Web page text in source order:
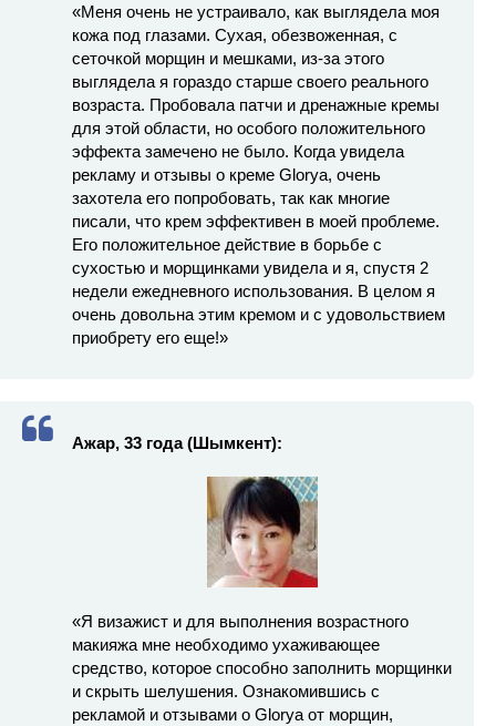
«Меня очень не устраивало, как выглядела моя
кожа под глазами. Сухая, обезвоженная, с
сеточкой морщин и мешками, из-за этого
выглядела я гораздо старше своего реального
возраста. Пробовала патчи и дренажные кремы
для этой области, но особого положительного
эффекта замечено не было. Когда увидела
рекламу и отзывы о креме Glorya, очень
захотела его попробовать, так как многие
писали, что крем эффективен в моей проблеме.
Его положительное действие в борьбе с
сухостью и морщинками увидела и я, спустя 2
недели ежедневного использования. В целом я
очень довольна этим кремом и с удовольствием
приобрету его еще!»
Ажар, 33 года (Шымкент):
«Я визажист и для выполнения возрастного
макияжа мне необходимо ухаживающее
средство, которое способно заполнить морщинки
и скрыть шелушения. Ознакомившись с
рекламой и отзывами о Glorya от морщин,